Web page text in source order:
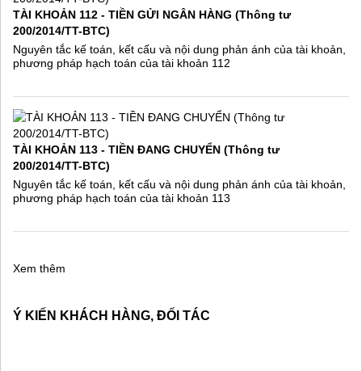
TÀI KHOẢN 112 - TIỀN GỬI NGÂN HÀNG (Thông tư
200/2014/TT-BTC)
Nguyên tắc kế toán, kết cấu và nội dung phản ánh của tài khoản,
phương pháp hạch toán của tài khoản 112
TÀI KHOẢN 113 - TIỀN ĐANG CHUYỂN (Thông tư
200/2014/TT-BTC)
Nguyên tắc kế toán, kết cấu và nội dung phản ánh của tài khoản,
phương pháp hạch toán của tài khoản 113
Xem thêm
Ý KIẾN KHÁCH HÀNG, ĐỐI TÁC